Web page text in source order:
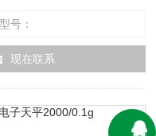
型号：
现在联系